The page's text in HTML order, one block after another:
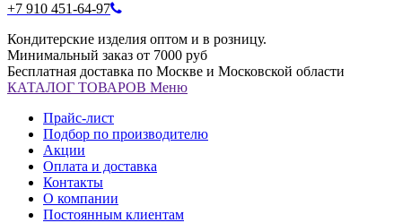
+7 910 451-64-97
Кондитерские изделия оптом и в розницу.
Минимальный заказ от 7000 руб
Бесплатная доставка по Москве и Московской области
КАТАЛОГ ТОВАРОВ Меню
Прайс-лист
Подбор по производителю
Акции
Оплата и доставка
Контакты
О компании
Постоянным клиентам